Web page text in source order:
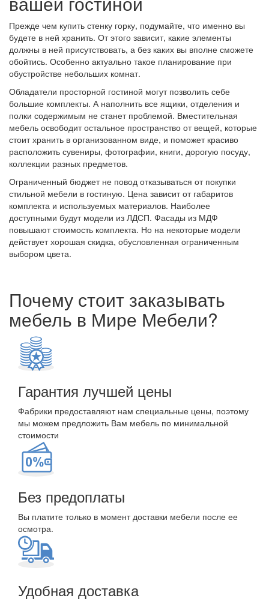
Прежде чем купить стенку горку, подумайте, что именно вы
будете в ней хранить. От этого зависит, какие элементы
должны в ней присутствовать, а без каких вы вполне сможете
обойтись. Особенно актуально такое планирование при
обустройстве небольших комнат.
Обладатели просторной гостиной могут позволить себе
большие комплекты. А наполнить все ящики, отделения и
полки содержимым не станет проблемой. Вместительная
мебель освободит остальное пространство от вещей, которые
стоит хранить в организованном виде, и поможет красиво
расположить сувениры, фотографии, книги, дорогую посуду,
коллекции разных предметов.
Ограниченный бюджет не повод отказываться от покупки
стильной мебели в гостиную. Цена зависит от габаритов
комплекта и используемых материалов. Наиболее
доступными будут модели из ЛДСП. Фасады из МДФ
повышают стоимость комплекта. Но на некоторые модели
действует хорошая скидка, обусловленная ограниченным
выбором цвета.
Почему стоит заказывать
мебель в Мире Мебели?
Гарантия лучшей цены
Фабрики предоставляют нам специальные цены, поэтому
мы можем предложить Вам мебель по минимальной
стоимости
Без предоплаты
Вы платите только в момент доставки мебели после ее
осмотра.
Удобная доставка